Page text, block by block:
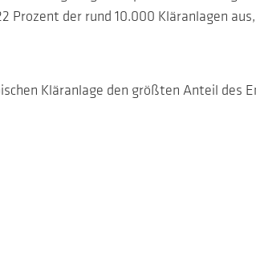
der rund 10.000 Kläranlagen
Kläranlage den größten Anteil des